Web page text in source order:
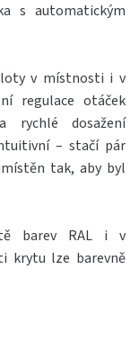
s automatickým
v místnosti i v
regulace otáček
rychlé dosažení
– stačí pár
tak, aby byl
barev RAL i v
krytu lze barevně